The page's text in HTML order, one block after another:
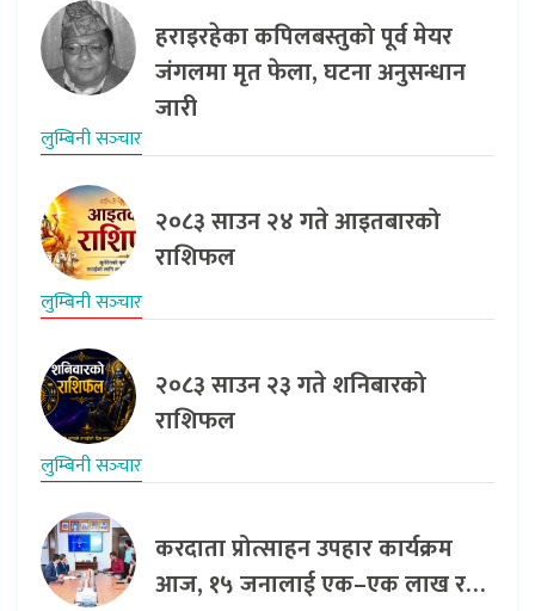
हराइरहेका कपिलबस्तुको पूर्व मेयर
जंगलमा मृत फेला, घटना अनुसन्धान
जारी
लुम्बिनी सञ्‍चार
२०८३ साउन २४ गते आइतबारको
राशिफल
लुम्बिनी सञ्‍चार
२०८३ साउन २३ गते शनिबारको
राशिफल
लुम्बिनी सञ्‍चार
करदाता प्रोत्साहन उपहार कार्यक्रम
आज, १५ जनालाई एक–एक लाख र…